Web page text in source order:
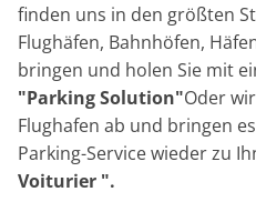
finden uns in den größten
Flughäfen, Bahnhöfen,
bringen und holen Sie mit
"Parking Solution"Oder
Flughafen ab und bringen
Parking-Service wieder zu
Voiturier ".